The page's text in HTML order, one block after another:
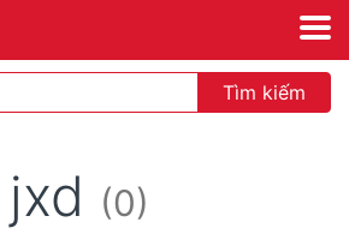
Tìm kiếm
jxd (0)